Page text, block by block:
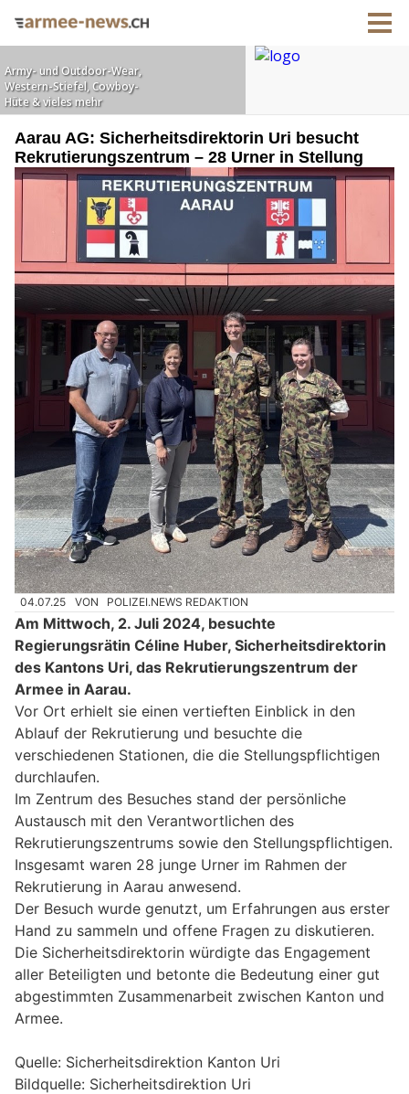
Aarau AG: Sicherheitsdirektorin Uri besucht
Rekrutierungszentrum – 28 Urner in Stellung
04.07.25 VON POLIZEI.NEWS REDAKTION
Am Mittwoch, 2. Juli 2024, besuchte
Regierungsrätin Céline Huber, Sicherheitsdirektorin
des Kantons Uri, das Rekrutierungszentrum der
Armee in Aarau.
Vor Ort erhielt sie einen vertieften Einblick in den
Ablauf der Rekrutierung und besuchte die
verschiedenen Stationen, die die Stellungspflichtigen
durchlaufen.
Im Zentrum des Besuches stand der persönliche
Austausch mit den Verantwortlichen des
Rekrutierungszentrums sowie den Stellungspflichtigen.
Insgesamt waren 28 junge Urner im Rahmen der
Rekrutierung in Aarau anwesend.
Der Besuch wurde genutzt, um Erfahrungen aus erster
Hand zu sammeln und offene Fragen zu diskutieren.
Die Sicherheitsdirektorin würdigte das Engagement
aller Beteiligten und betonte die Bedeutung einer gut
abgestimmten Zusammenarbeit zwischen Kanton und
Armee.
Quelle: Sicherheitsdirektion Kanton Uri
Bildquelle: Sicherheitsdirektion Uri